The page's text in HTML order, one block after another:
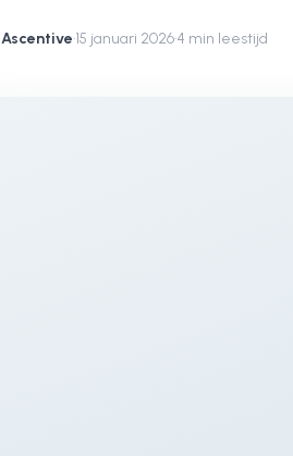
Ascentive·15 januari 2026·4 min leestijd